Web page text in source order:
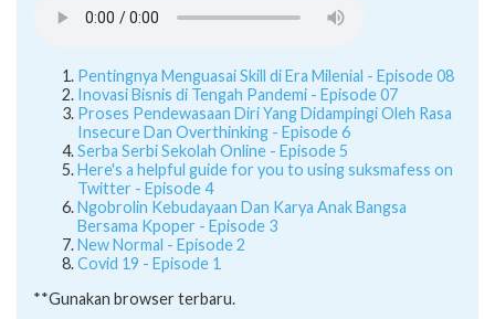
Pentingnya Menguasai Skill di Era Milenial - Episode 08
Inovasi Bisnis di Tengah Pandemi - Episode 07
Proses Pendewasaan Diri Yang Didampingi Oleh Rasa
Insecure Dan Overthinking - Episode 6
Serba Serbi Sekolah Online - Episode 5
Here's a helpful guide for you to using suksmafess on
Twitter - Episode 4
Ngobrolin Kebudayaan Dan Karya Anak Bangsa
Bersama Kpoper - Episode 3
New Normal - Episode 2
Covid 19 - Episode 1
**Gunakan browser terbaru.